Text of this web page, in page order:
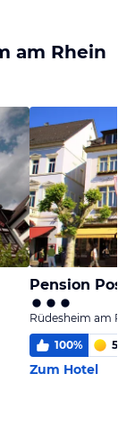
am Rhein
Pension Post
Rüdesheim am
100% 5,7
Zum Hotel